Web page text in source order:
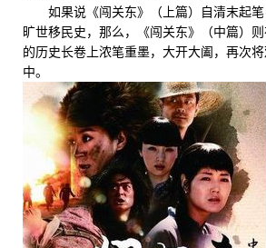
如果说《闯关东》（上篇）自清末起笔
旷世移民史，那么，《闯关东》（中篇）
的历史长卷上浓笔重墨，大开大阖，再次
中。